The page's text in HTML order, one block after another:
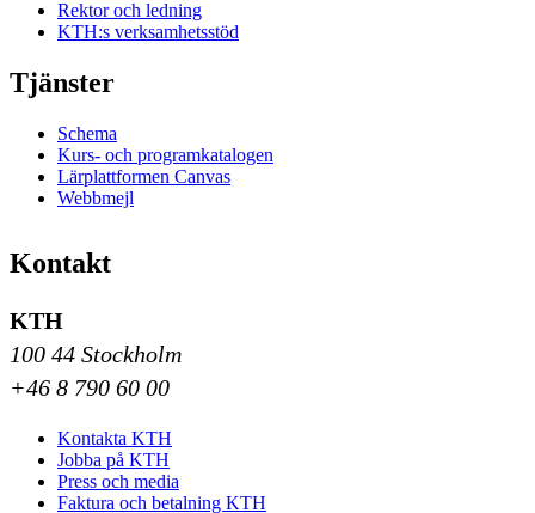
Rektor och ledning
KTH:s verksamhetsstöd
Tjänster
Schema
Kurs- och programkatalogen
Lärplattformen Canvas
Webbmejl
Kontakt
KTH
100 44 Stockholm
+46 8 790 60 00
Kontakta KTH
Jobba på KTH
Press och media
Faktura och betalning KTH